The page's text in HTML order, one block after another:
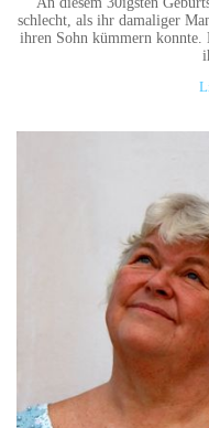
schlecht, als ihr damaliger
ihren Sohn kümmern konnte.